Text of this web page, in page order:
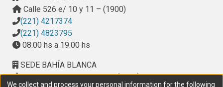
Calle 526 e/ 10 y 11 – (1900)
(221) 4217374
(221) 4823795
08.00 hs a 19.00 hs
SEDE BAHÍA BLANCA
Calle Ciudad de Cali 320 – (8000). Universidad
We collect and process your personal information for the following